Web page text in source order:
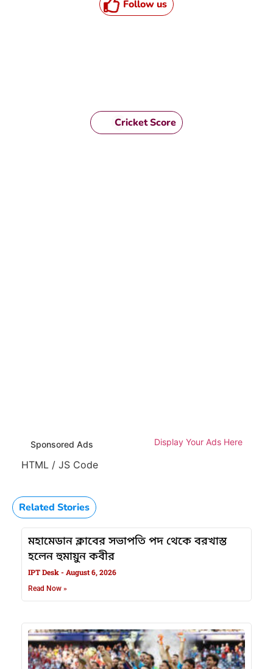
Follow us
Cricket Score
Sponsored Ads Display Your Ads Here
HTML / JS Code
Related Stories
মহামেডান ক্লাবের সভাপতি পদ থেকে বরখাস্ত
হলেন হুমায়ুন কবীর
IPT Desk August 6, 2026
Read Now »